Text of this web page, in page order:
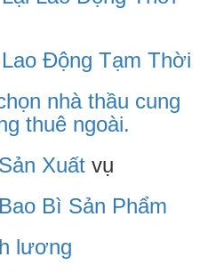
Động Tạm Thời
nhà thầu cung
thuê ngoài.
Xuất vụ
Bì Sản Phẩm
lương